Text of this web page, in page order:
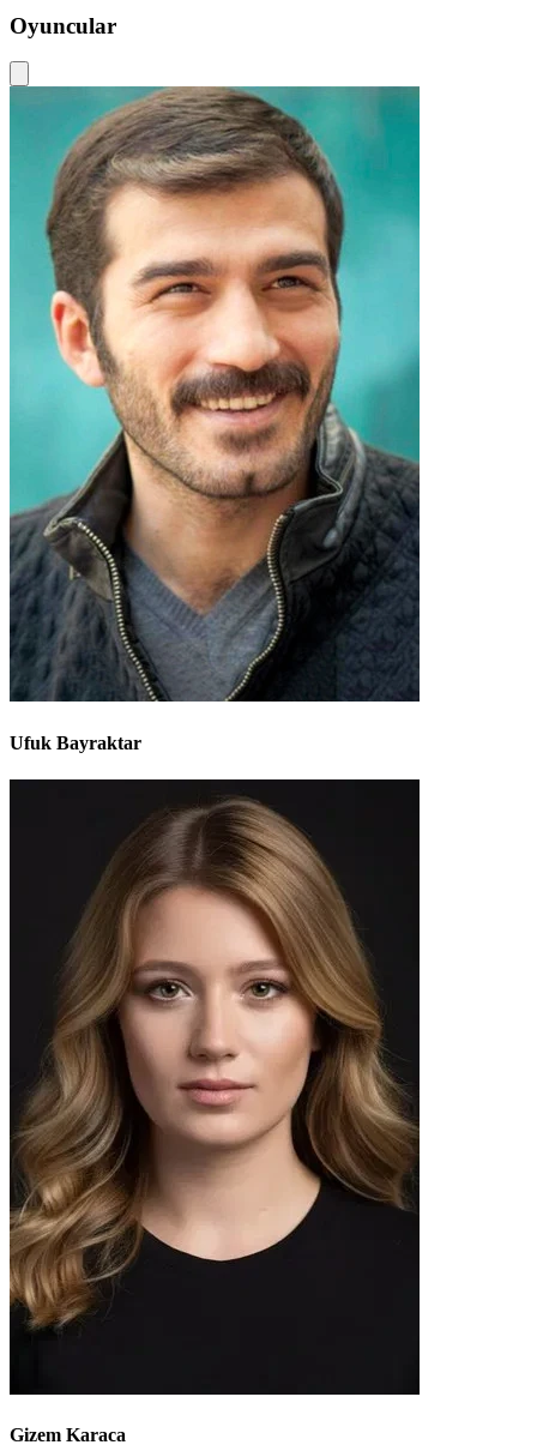
Oyuncular
Ufuk Bayraktar
Gizem Karaca